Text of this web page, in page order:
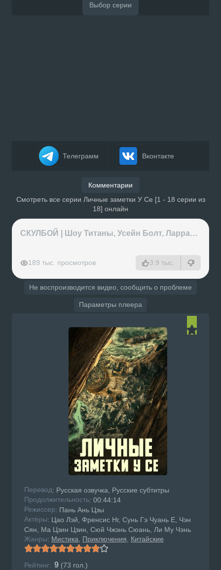
Телеграмм Вконтакте
Комментарии
Смотреть все серии Личные заметки У Се [1 - 18 серии из
18] онлайн
СКУЛБОЙ | Шоу Титаны, Усейн Болт, Ларрат, Зашквар!
189 тыс. просмотров 3.9 тыс.
Не воспроизводится видео, сообщить о проблеме
Параметры плеера
Перевод: Русская озвучка, Русские субтитры
Продолжительность: 00:44:14
Режисcер: Пань Ань Цзы
Актёры: Цао Лэй, Френсис Нг, Сунь Гэ Чуань Е, Чэн
Сян, Ма Цзин Цзин, Сюй Чжэнь Сюань, Ли Му Чэнь
Жанры: Мистика Приключения Китайские
Рейтинг: 9 (73 гол.)